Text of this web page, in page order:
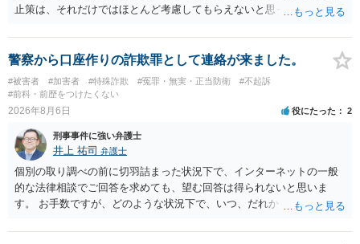
止策は、それだけではほとんど考慮してもらえないと思った方が良い
やカウンセリング・治療の内容 ・利用している再犯防止策（例えば保
護観察所と連携した職業支援の内容や具体的な就労・監督状況） ・監
督者の証言 など、証拠で担保された客観性と実現可能性があるもので
なければあまり意味がありません。 もともと執行猶予が狙える事案で
あれば本人の反省の言葉だけで十分であり、実刑となるか微妙な事案
いうのが実感です。
警察から口座作りの詐欺罪として連絡が来ました。
#被害者 #加害者 #特殊詐欺 #冤罪・無実・正当防衛
#不起訴
#前科・前歴をつけたくない
2026年8月6日 役にたった 2
刑事事件に強い弁護士
井上 祐司 弁護士
個別の取り調べの前に切羽詰まった状況下で、インターネットの一般
的な法律相談でご回答を求めても、望む回答は得られないと思いま
す。 お手数ですが、どのような状況下で、いつ、だれからどのような
の程度だと聞いているのかということについて、お近くで詳細な法律